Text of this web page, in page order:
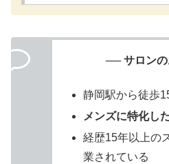
── サロンの
静岡駅から徒歩
メンズに特化し
経歴15年以上の
業されている